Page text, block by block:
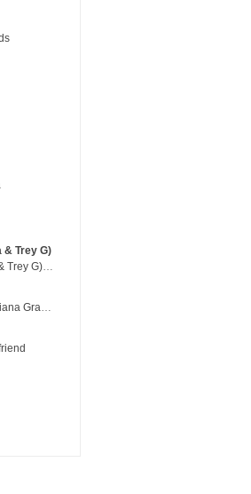
& Trey G)
War Games (feat. Easy Lantana & Trey G) - Trub
hate that i made you love me - Ariana Grande